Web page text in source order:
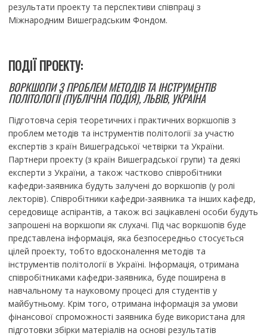
результати проекту та перспективи співпраці з
Міжнародним Вишеградським Фондом.
ПОДІЇ ПРОЕКТУ:
ВОРКШОПИ З ПРОБЛЕМ МЕТОДІВ ТА ІНСТРУМЕНТІВ
ПОЛІТОЛОГІЇ (ПУБЛІЧНА ПОДІЯ), ЛЬВІВ, УКРАЇНА
Підготовча серія теоретичних і практичних воркшопів з
проблем методів та інструментів політології за участю
експертів з країн Вишеградської четвірки та України.
Партнери проекту (з країн Вишеградської групи) та деякі
експерти з України, а також частково співробітники
кафедри-заявника будуть залучені до воркшопів (у ролі
лекторів). Співробітники кафедри-заявника та інших кафедр,
середовище аспірантів, а також всі зацікавлені особи будуть
запрошені на воркшопи як слухачі. Під час воркшопів буде
представлена ​​інформація, яка безпосередньо стосується
цілей проекту, тобто вдосконалення методів та
інструментів політології в Україні. Інформація, отримана
співробітниками кафедри-заявника, буде поширена в
навчальному та науковому процесі для студентів у
майбутньому. Крім того, отримана інформація за умови
фінансової спроможності заявника буде використана для
підготовки збірки матеріалів на основі результатів